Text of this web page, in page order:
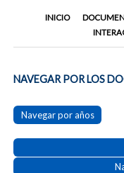
INICIO
NAVEGAR POR LOS
Navegar por años